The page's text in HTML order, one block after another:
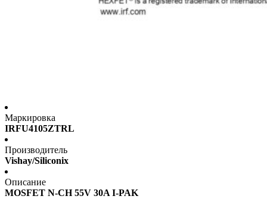
Маркировка
IRFU4105ZTRL
Производитель
Vishay/Siliconix
Описание
MOSFET N-CH 55V 30A I-PAK